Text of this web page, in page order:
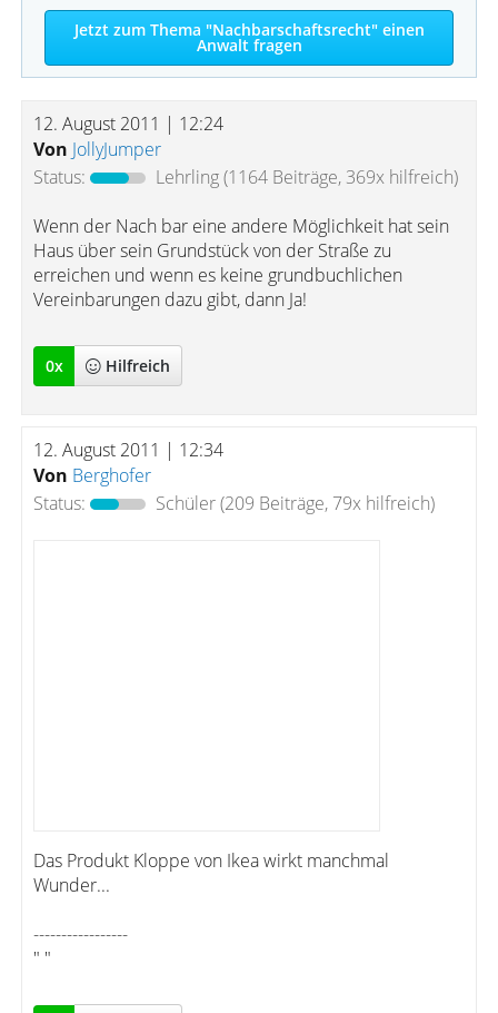
Jetzt zum Thema "Nachbarschaftsrecht" einen
Anwalt fragen
12. August 2011 | 12:24
Von JollyJumper
Status:
Lehrling(1164 Beiträge, 369x hilfreich)
Wenn der Nach bar eine andere Möglichkeit hat sein
Haus über sein Grundstück von der Straße zu
erreichen und wenn es keine grundbuchlichen
Vereinbarungen dazu gibt, dann Ja!
0x Hilfreich
12. August 2011 | 12:34
Von Berghofer
Status:
Schüler(209 Beiträge, 79x hilfreich)
Das Produkt Kloppe von Ikea wirkt manchmal
Wunder...
-----------------
" "